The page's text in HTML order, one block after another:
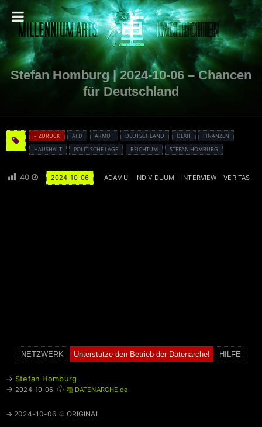
Stefan Homburg | 2024-10-06 – Chancen
für Deutschland
« ZURÜCK AFD ARMUT DEUTSCHLAND DEXIT
FINANZEN
HAUSHALT
POLITISCHE LAGE REICHTUM STEFAN HOMBURG
40 2024-10-06 ADAMU INDIVIDUUM INTERVIEW VERITAS
NETZWERK Unterstütze den Betrieb der Datenarche! HILFE
→ Stefan Homburg
→ 2024-10-06 ♧ 種 DATENARCHE.de
→ 2024-10-06 ♧ ORIGINAL